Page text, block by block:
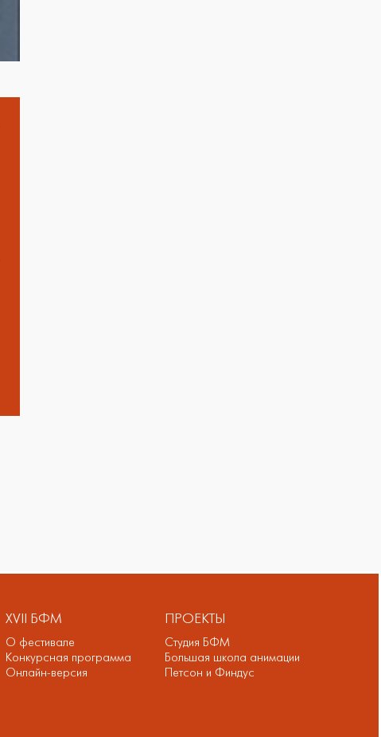
XVII БФМ
О фестивале
Конкурсная программа
Онлайн-версия
ПРОЕКТЫ
Студия БФМ
Большая школа анимации
Петсон и Финдус